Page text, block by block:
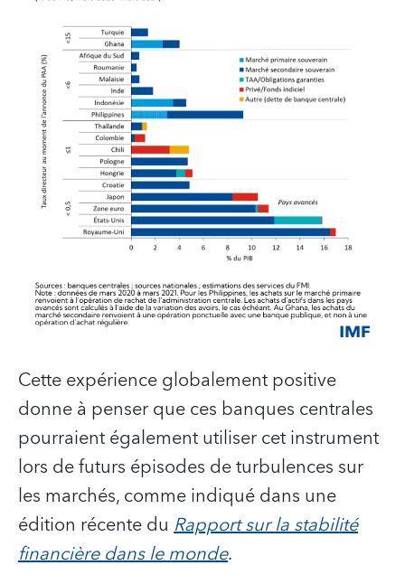
Cette expérience globalement positive
donne à penser que ces banques centrales
pourraient également utiliser cet instrument
lors de futurs épisodes de turbulences sur
les marchés, comme indiqué dans une
édition récente du Rapport sur la stabilité
financière dans le monde.